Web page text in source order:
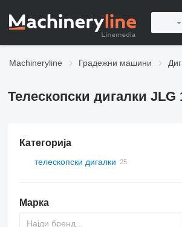
Machineryline Градежни машини
Телескопски дигалки JLG
Категорија
телескопски дигалки
Марка